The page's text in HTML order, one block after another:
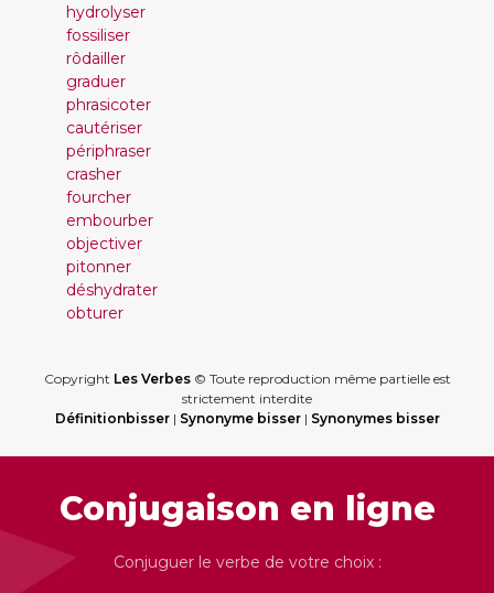
hydrolyser
fossiliser
rôdailler
graduer
phrasicoter
cautériser
périphraser
crasher
fourcher
embourber
objectiver
pitonner
déshydrater
obturer
Copyright Les Verbes© Toute reproduction même partielle est
strictement interdite
Définitionbisser| Synonyme bisser| Synonymes bisser
Conjugaison en ligne
Conjuguer le verbe de votre choix :